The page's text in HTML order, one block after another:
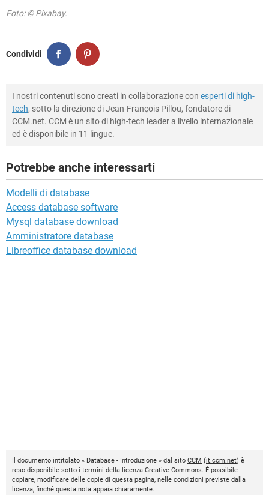
Foto: © Pixabay.
Condividi
I nostri contenuti sono creati in collaborazione con esperti di high-
tech, sotto la direzione di Jean-François Pillou, fondatore di
CCM.net. CCM è un sito di high-tech leader a livello internazionale
ed è disponibile in 11 lingue.
Potrebbe anche interessarti
Modelli di database
Access database software
Mysql database download
Amministratore database
Libreoffice database download
Il documento intitolato « Database - Introduzione » dal sito CCM (it.ccm.net) è
reso disponibile sotto i termini della licenza Creative Commons. È possibile
copiare, modificare delle copie di questa pagina, nelle condizioni previste dalla
licenza, finché questa nota appaia chiaramente.